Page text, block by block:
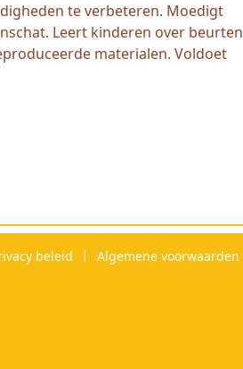
te verbeteren. Moedigt
Leert kinderen over beurten
materialen. Voldoet
beleid Algemene voorwaarden